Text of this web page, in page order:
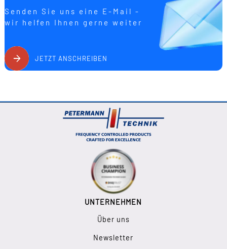
Senden Sie uns eine E-Mail -
wir helfen Ihnen gerne weiter
JETZT ANSCHREIBEN
UNTERNEHMEN
Über uns
Newsletter